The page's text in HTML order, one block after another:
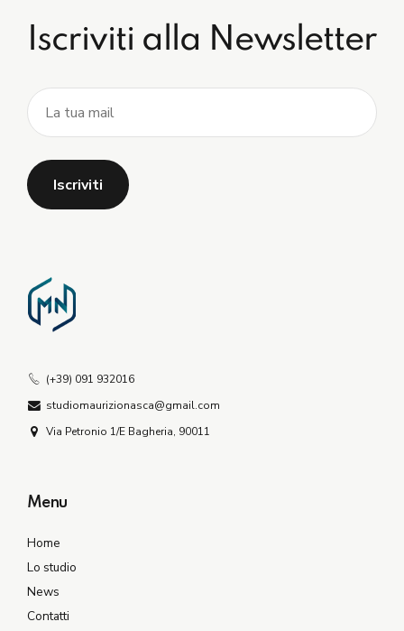
Iscriviti alla Newsletter
(+39) 091 932016
studiomaurizionasca@gmail.com
Via Petronio 1/E Bagheria, 90011
Menu
Home
Lo studio
News
Contatti